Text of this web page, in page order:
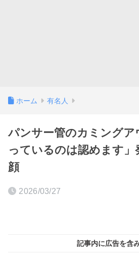
ホーム 有名人
パンサー管のカミングア
っているのは認めます」
顔
2026/03/27
記事内に広告を含